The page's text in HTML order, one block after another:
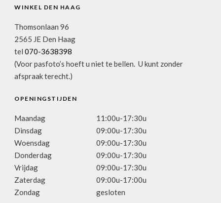
WINKEL DEN HAAG
Thomsonlaan 96
2565 JE Den Haag
tel 070-3638398
(Voor pasfoto’s hoeft u niet te bellen. U kunt zonder
afspraak terecht.)
OPENINGSTIJDEN
Maandag
11:00u-17:30u
Dinsdag
09:00u-17:30u
Woensdag
09:00u-17:30u
Donderdag
09:00u-17:30u
Vrijdag
09:00u-17:30u
Zaterdag
09:00u-17:00u
Zondag
gesloten